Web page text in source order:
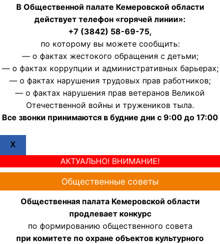
В Общественной палате Кемеровской области
действует телефон «горячей линии»:
+7 (3842) 58-69-75,
по которому вы можете сообщить:
— о фактах жестокого обращения с детьми;
— о фактах коррупции и административных барьерах;
— о фактах нарушения трудовых прав работников;
— о фактах нарушения прав ветеранов Великой
Отечественной войны и тружеников тыла.
Все звонки принимаются в будние дни с 9:00 до 17:00
X
АКТУАЛЬНО! ВНИМАНИЕ!
Общественные советы
Общественная палата Кемеровской области
продлевает конкурс
по формированию общественного совета
при комитете по охране объектов культурного